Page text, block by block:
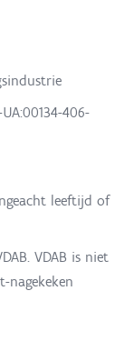
406-
leeftijd of
VDAB is niet
nagekeken